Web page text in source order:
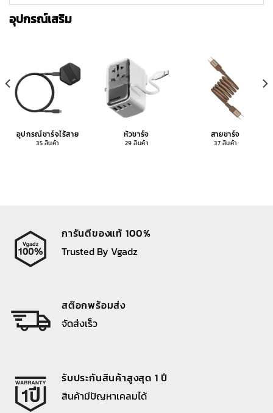
อุปกรณ์เสริม
อุปกรณ์ชาร์จไร้สาย
35 สินค้า
หัวชาร์จ
29 สินค้า
สายชาร์จ
37 สินค้า
การันตีของแท้ 100%
Trusted By Vgadz
สต๊อกพร้อมส่ง
จัดส่งเร็ว
รับประกันสินค้าสูงสุด 1 ปี
สินค้ามีปัญหาเคลมได้